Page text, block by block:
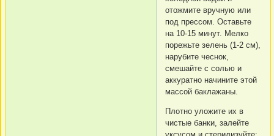
отожмите вручную или
под прессом. Оставьте
на 10-15 минут. Мелко
порежьте зелень (1-2 см),
нарубите чеснок,
смешайте с солью и
аккуратно начините этой
массой баклажаны.
Плотно уложите их в
чистые банки, залейте